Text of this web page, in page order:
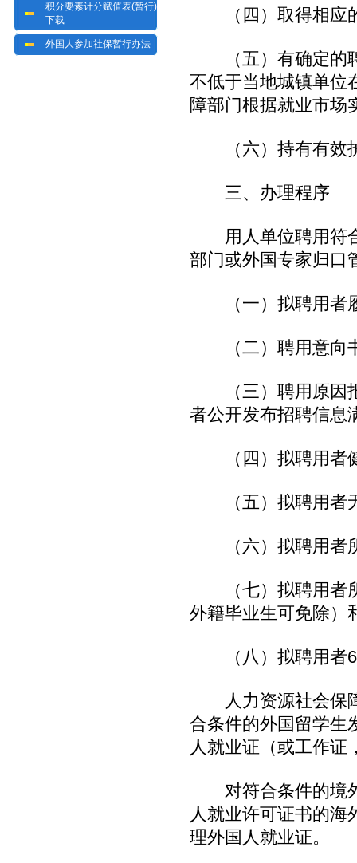
积分要素计分赋值表(暂行)
下载
外国人参加社保暂行办法
（四）取得相应
（五）有确定的聘
不低于当地城镇单位
障部门根据就业市场
（六）持有有效护
三、办理程序
用人单位聘用符合
部门或外国专家归口
（一）拟聘用者
（二）聘用意向
（三）聘用原因报
者公开发布招聘信息
（四）拟聘用者
（五）拟聘用者
（六）拟聘用者所
（七）拟聘用者所
外籍毕业生可免除）
（八）拟聘用者6
人力资源社会保障
合条件的外国留学生
人就业证（或工作证
对符合条件的境外
人就业许可证书的海
理外国人就业证。